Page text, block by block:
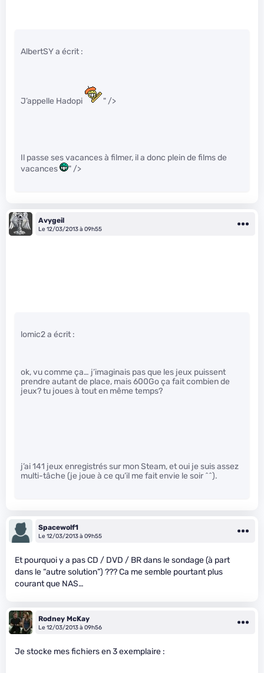
AlbertSY a écrit :
J’appelle Hadopi " />
Il passe ses vacances à filmer, il a donc plein de films de
vacances
" />
Avygeil
Le 12/03/2013 à 09h55
lomic2 a écrit :
ok, vu comme ça… j’imaginais pas que les jeux puissent
prendre autant de place, mais 600Go ça fait combien de
jeux? tu joues à tout en même temps?
j’ai 141 jeux enregistrés sur mon Steam, et oui je suis assez
multi-tâche (je joue à ce qu’il me fait envie le soir ^^).
Spacewolf1
Le 12/03/2013 à 09h55
Et pourquoi y a pas CD / DVD / BR dans le sondage (à part
dans le “autre solution”) ??? Ca me semble pourtant plus
courant que NAS…
Rodney McKay
Le 12/03/2013 à 09h56
Je stocke mes fichiers en 3 exemplaire :